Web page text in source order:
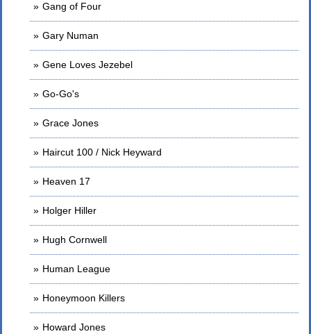
Gang of Four
Gary Numan
Gene Loves Jezebel
Go-Go's
Grace Jones
Haircut 100 / Nick Heyward
Heaven 17
Holger Hiller
Hugh Cornwell
Human League
Honeymoon Killers
Howard Jones